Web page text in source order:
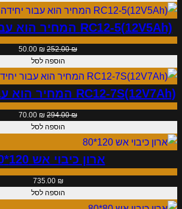
פ
י
נ
ק
ל
י
ם
t
y
p
RC12-5(12V5Ah) המחיר הוא עבור יחידה אחת
252.00₪
המחיר
המקורי
252.00 ₪.
50.00 ₪
המחיר
50.00 ₪.
הוספה לסל
RC12-7S(12V7Ah) המחיר הוא עבור יחידה אחת
294.00₪
המחיר
המקורי
294.00 ₪.
70.00 ₪
המחיר
70.00 ₪.
הוספה לסל
ארון כיבוי אש 120*80
735.00 ₪
הוספה לסל